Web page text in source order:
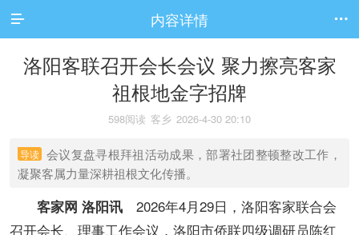
 内容详情 
洛阳客联召开会长会议 聚力擦亮客家
祖根地金字招牌
598阅读 客乡 2026-4-30 20:10
导读 会议复盘寻根拜祖活动成果，部署社团整顿整改工作，
凝聚客属力量深耕祖根文化传播。
客家网 洛阳讯 2026年4月29日，洛阳客家联合会
召开会长、理事工作会议，洛阳市侨联四级调研员陈红